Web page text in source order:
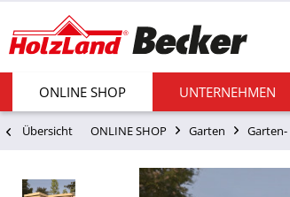
ONLINE SHOP UNTERNEHMEN
Übersicht ONLINE SHOP Garten